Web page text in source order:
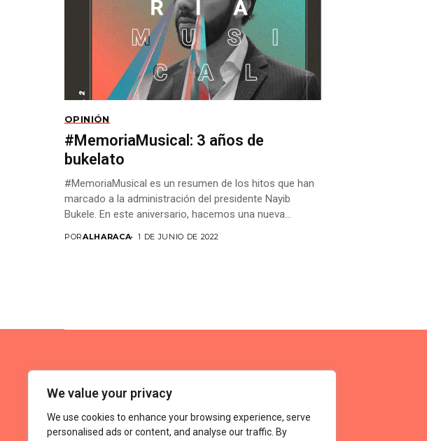
We value your privacy
We use cookies to enhance your browsing experience, serve
personalised ads or content, and analyse our traffic. By
OPINIÓN
#MemoriaMusical: 3 años de
bukelato
#MemoriaMusical es un resumen de los hitos que han
marcado a la administración del presidente Nayib
Bukele. En este aniversario, hacemos una nueva...
PORALHARACA 1 DE JUNIO DE 2022